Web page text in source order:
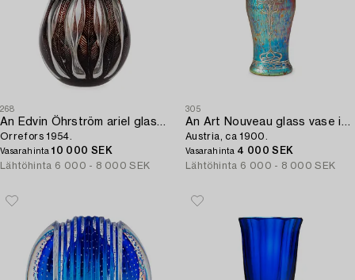
268
An Edvin Öhrström ariel glass vase,
Orrefors 1954.
Vasarahinta10 000 SEK
Lähtöhinta 6 000 - 8 000 SEK
305
An Art Nouveau glass vase in the manner of Loetz,
Austria, ca 1900.
Vasarahinta 4 000 SEK
Lähtöhinta 6 000 - 8 000 SEK